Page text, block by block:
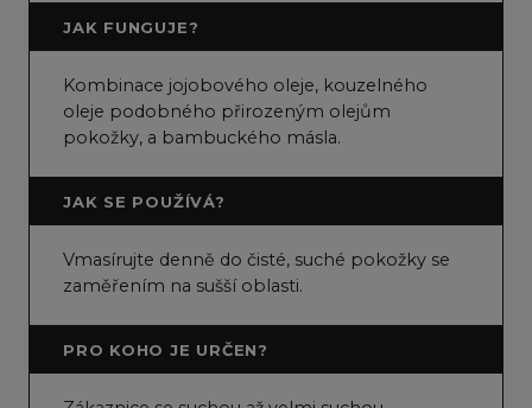
JAK FUNGUJE?
Kombinace jojobového oleje, kouzelného
oleje podobného přirozeným olejům
pokožky, a bambuckého másla.
JAK SE POUŽÍVÁ?
Vmasírujte denně do čisté, suché pokožky se
zaměřením na sušší oblasti.
PRO KOHO JE URČEN?